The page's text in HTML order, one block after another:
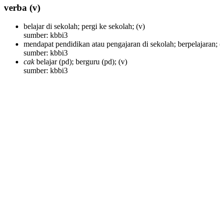
verba (v)
belajar di sekolah; pergi ke sekolah; (v)
sumber: kbbi3
mendapat pendidikan atau pengajaran di sekolah; berpelajaran;
sumber: kbbi3
cakbelajar (pd); berguru (pd); (v)
sumber: kbbi3